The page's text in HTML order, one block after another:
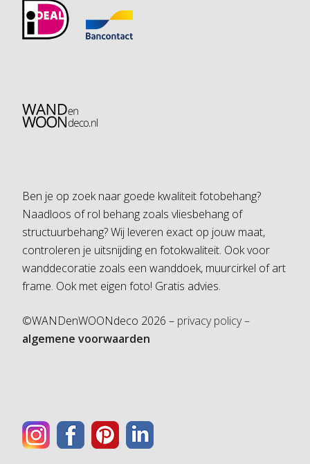
Ben je op zoek naar goede kwaliteit fotobehang?
Naadloos of rol behang zoals vliesbehang of
structuurbehang? Wij leveren exact op jouw maat,
controleren je uitsnijding en fotokwaliteit. Ook voor
wanddecoratie zoals een wanddoek, muurcirkel of art
frame. Ook met eigen foto! Gratis advies.
©WANDenWOONdeco 2026 – privacy policy –
algemene voorwaarden